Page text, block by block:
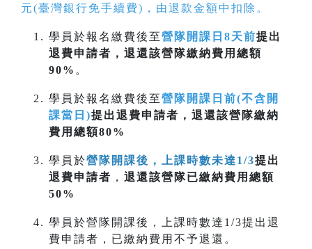
元(臺灣銀行免手續費)，由退款金額中扣除。
學員於報名繳費後至營隊開課日8天前提出
退費申請者，退還該營隊繳納費用總額
90% 。
學員於報名繳費後至營隊開課日前(不含開
課當日)提出退費申請者，退還該營隊繳納
費用總額80%
學員於營隊開課後，上課時數未達1/3提出
退費申請者 ， 退還該營隊已繳納費用總額
50%
學員於營隊開課後，上課時數達1/3提出退
費申請者，已繳納費用不予退還。